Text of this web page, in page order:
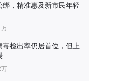
绑，精准惠及新市民年轻
毒检出率仍居首位，但上